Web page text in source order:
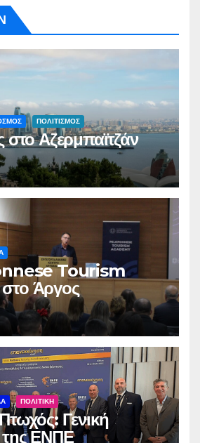
ΠΟΛΙΤΙΣΜΟΣ
στο Αζερμπαϊτζάν
Tourism
Άργος
ΠΟΛΙΤΙΚΗ
Γενική
της ΕΝΠΕ